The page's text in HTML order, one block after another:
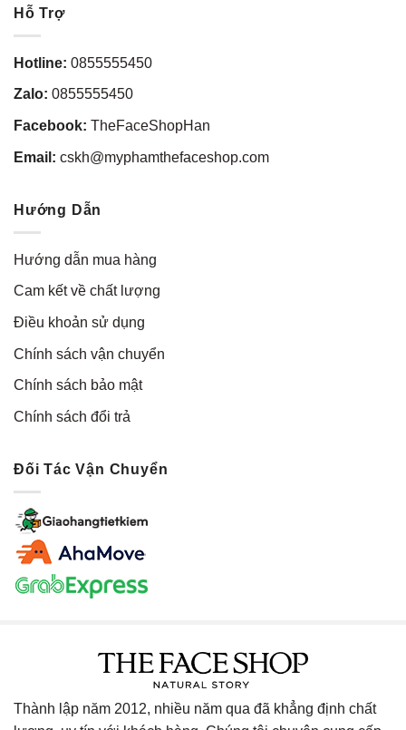
Hỗ Trợ
Hotline: 0855555450
Zalo: 0855555450
Facebook: TheFaceShopHan
Email: cskh@myphamthefaceshop.com
Hướng Dẫn
Hướng dẫn mua hàng
Cam kết về chất lượng
Điều khoản sử dụng
Chính sách vận chuyển
Chính sách bảo mật
Chính sách đổi trả
Đối Tác Vận Chuyển
Thành lập năm 2012, nhiều năm qua đã khẳng định chất